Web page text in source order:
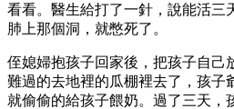
看看。醫生給打了一針，說能活三
肺上那個洞，就憋死了。
侄媳婦抱孩子回家後，把孩子自己
難過的去地裡的瓜棚裡去了，孩子
就偷偷的給孩子餵奶。過了三天，